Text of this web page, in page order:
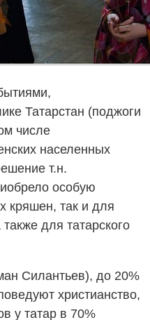
Татарстан (поджоги
числе
населенных
т.н.
особую
кряшен, так и для
для татарского
Силантьев), до 20%
христианство,
у татар в 70%